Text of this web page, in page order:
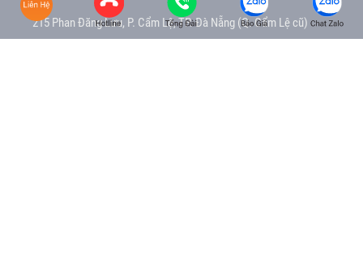
215 Phan Đăng Lưu, P. Cẩm Lệ, TP. Đà Nẵng (Q. Cẩm Lệ cũ)